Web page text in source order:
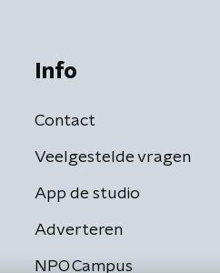
Info
Contact
Veelgestelde vragen
App de studio
Adverteren
NPO Campus